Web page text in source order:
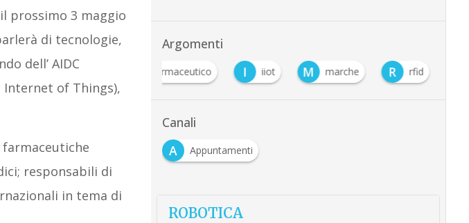
prossimo 3 maggio
di tecnologie,
dell’ AIDC
Internet of Things),
responsabili di
in tema di
Argomenti
farmaceutico I iiot M marche R rfid
Canali
A
Appuntamenti
ROBOTICA